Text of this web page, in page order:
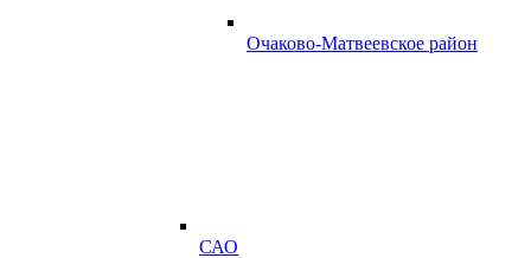
Очаково-Матвеевское район
САО